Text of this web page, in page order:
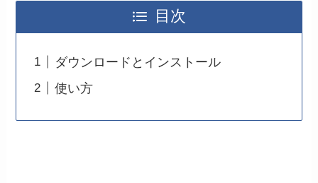
目次
ダウンロードとインストール
使い方